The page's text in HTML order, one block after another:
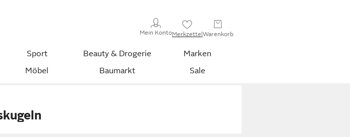
Mein KontoMerkzettelWarenkorb
Sport Beauty & Drogerie
Marken
Möbel Baumarkt Sale